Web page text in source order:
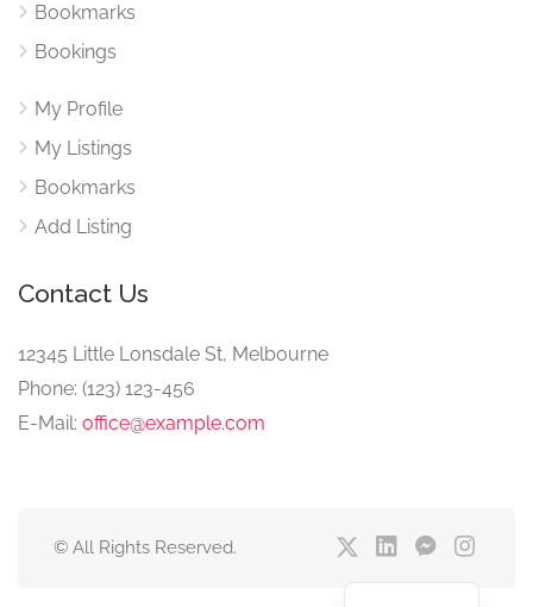
Bookmarks
Bookings
My Profile
My Listings
Bookmarks
Add Listing
Contact Us
12345 Little Lonsdale St, Melbourne
Phone: (123) 123-456
E-Mail: office@example.com
© All Rights Reserved.